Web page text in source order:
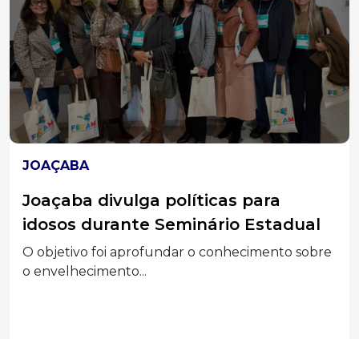
HERVAL D'OESTE
Polícia Militar cumpre mandado de
prisão por furto qualificado em
Herval d’Oeste
Homem de 53 anos foi localizado durante